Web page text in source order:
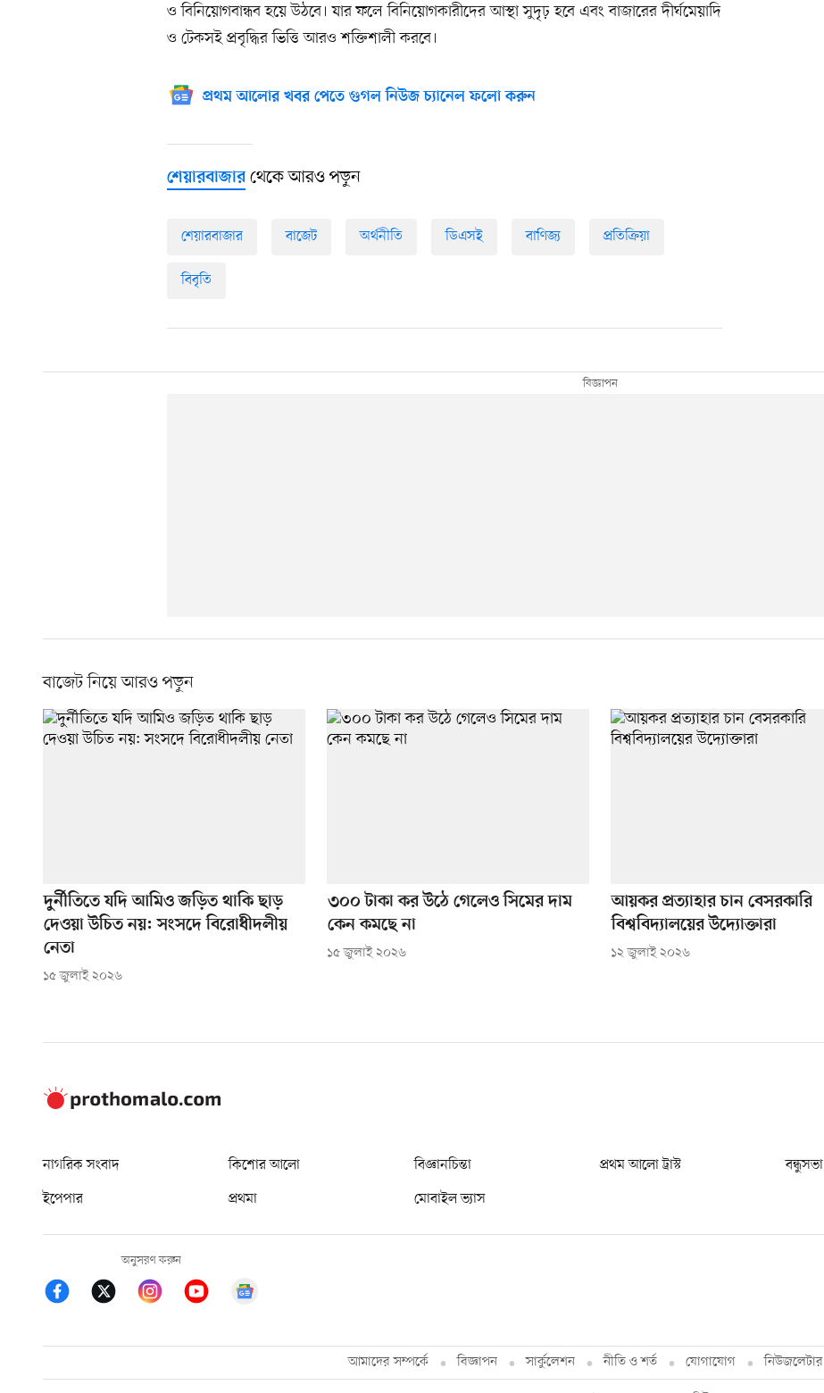
ও বিনিয়োগবান্ধব হয়ে উঠবে। যার ফলে বিনিয়োগকারীদের আস্থা সুদৃঢ় হবে এবং বাজারের দীর্ঘমেয়াদি
ও টেকসই প্রবৃদ্ধির ভিত্তি আরও শক্তিশালী করবে।
প্রথম আলোর খবর পেতে গুগল নিউজ চ্যানেল ফলো করুন
শেয়ারবাজারথেকে আরও পড়ুন
শেয়ারবাজার বাজেট অর্থনীতি ডিএসই বাণিজ্য প্রতিক্রিয়া
বিবৃতি
বাজেট নিয়ে আরও পড়ুন
দুর্নীতিতে যদি আমিও জড়িত থাকি ছাড়
দেওয়া উচিত নয়: সংসদে বিরোধীদলীয়
নেতা
১৫ জুলাই ২০২৬
৩০০ টাকা কর উঠে গেলেও সিমের দাম
কেন কমছে না
১৫ জুলাই ২০২৬
আয়কর প্রত্যাহার চান বেসরকারি
বিশ্ববিদ্যালয়ের উদ্যোক্তারা
১২ জুলাই ২০২৬
নাগরিক সংবাদ কিশোর আলো বিজ্ঞানচিন্তা প্রথম আলো ট্রাস্ট বন্ধুসভা
ইপেপার
প্রথমা মোবাইল ভ্যাস
অনুসরণ করুন
আমাদের সম্পর্কে বিজ্ঞাপন সার্কুলেশন নীতি ও শর্ত যোগাযোগ নিউজলেটার